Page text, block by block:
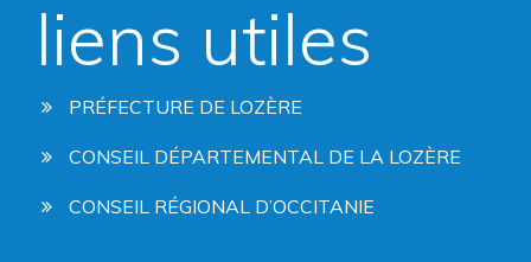
liens utiles
PRÉFECTURE DE LOZÈRE
CONSEIL DÉPARTEMENTAL DE LA LOZÈRE
CONSEIL RÉGIONAL D’OCCITANIE